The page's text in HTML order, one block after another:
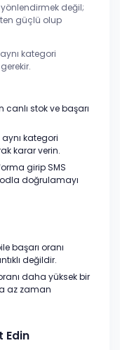
değil;
güçlü olup
kategori
stok ve başarı
kategori
karar verin.
girip SMS
doğrulamayı
başarı oranı
değildir.
daha yüksek bir
az zaman
Edin